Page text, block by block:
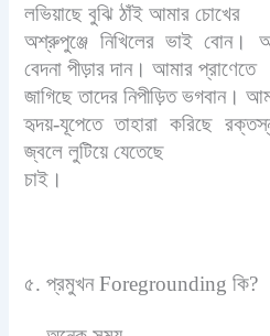
লভিয়াছে বুঝি ঠাঁইআমার চোখের
অশ্রুপুঞ্জে নিখিলের ভাই বোন।
বেদনা পীড়ার দান।আমার প্রাণেতে
জাগিছে তাদের নিপীড়িত ভগবান।
হৃদয়-যূপেতে তাহারা করিছে
জ্বলে লুটিয়ে যেতেছে
চাই।
৫. প্রমুখনForegroundingকি?